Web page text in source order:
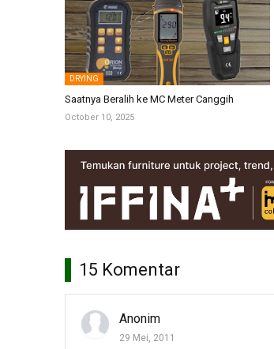
DRYING
Saatnya Beralih ke MC Meter Canggih
October 10, 2025
15 Komentar
Anonim
29 Mei, 2011